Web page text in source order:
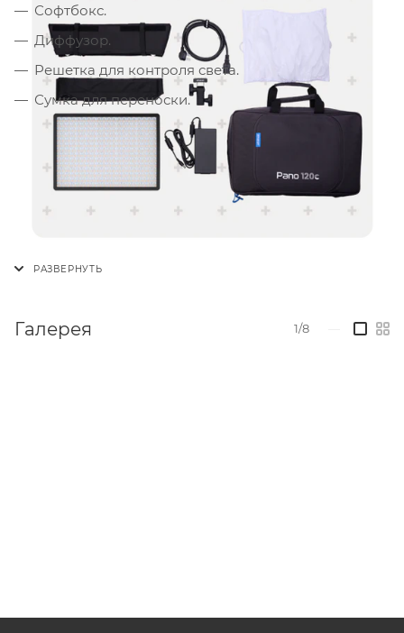
Софтбокс.
Диффузор.
Решетка для контроля света.
Сумка для переноски.
Галерея 1/8